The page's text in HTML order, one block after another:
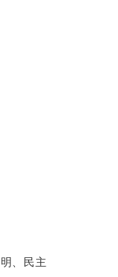
、民主